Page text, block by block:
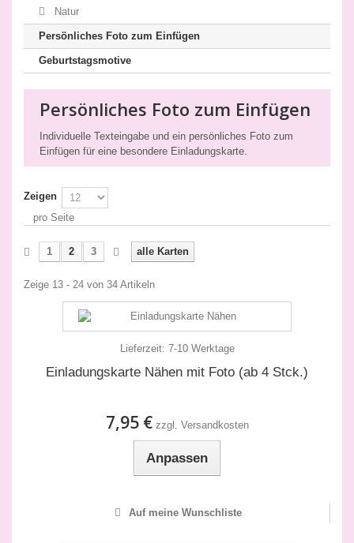
Natur
Persönliches Foto zum Einfügen
Geburtstagsmotive
Persönliches Foto zum Einfügen
Individuelle Texteingabe und ein persönliches Foto zum
Einfügen für eine besondere Einladungskarte.
Zeigen
pro Seite
alle Karten
1 2 3
Zeige 13 - 24 von 34 Artikeln
Lieferzeit: 7-10 Werktage
Einladungskarte Nähen mit Foto (ab 4 Stck.)
7,95 € zzgl. Versandkosten
Anpassen
Auf meine Wunschliste